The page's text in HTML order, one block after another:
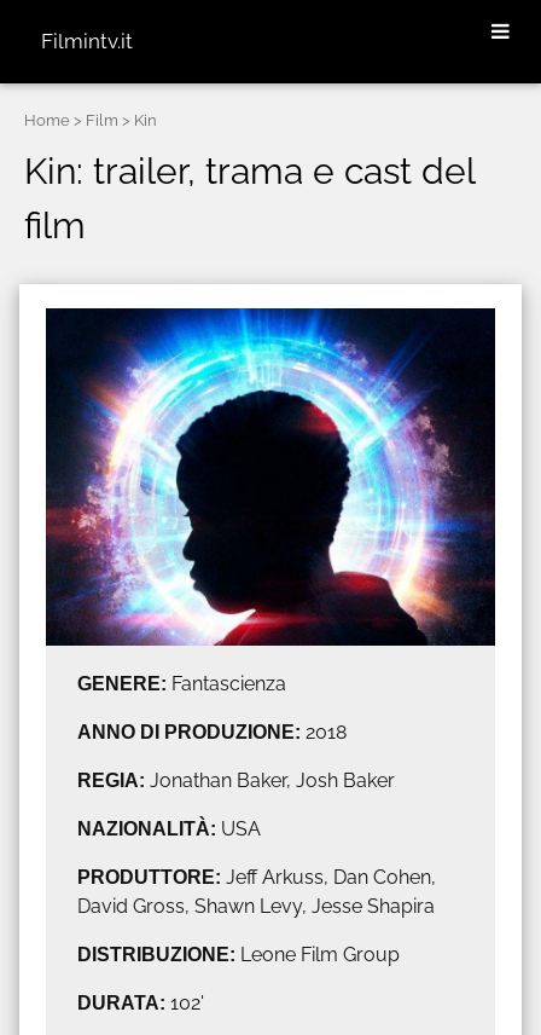
Filmintv.it
Home > Film > Kin
Kin: trailer, trama e cast del
film
GENERE: Fantascienza
ANNO DI PRODUZIONE: 2018
REGIA: Jonathan Baker, Josh Baker
NAZIONALITÀ: USA
PRODUTTORE: Jeff Arkuss, Dan Cohen,
David Gross, Shawn Levy, Jesse Shapira
DISTRIBUZIONE: Leone Film Group
DURATA: 102'